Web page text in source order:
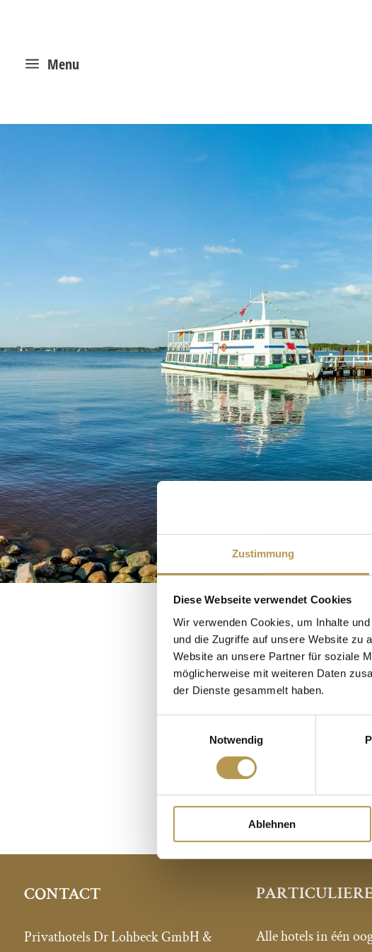
Zustimmung
Diese Webseite verwendet Cookies
Wir verwenden Cookies, um Inhalte
und die Zugriffe auf unsere Website zu
Website an unsere Partner für soziale
möglicherweise mit weiteren Daten
der Dienste gesammelt haben.
Notwendig
Ablehnen
a Menu
Hier vind je informatie
CONTACT
Privathotels Dr Lohbeck GmbH &
Alle hotels in één